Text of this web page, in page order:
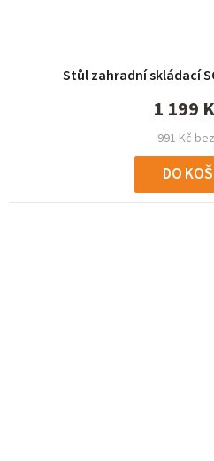
Stůl zahradní skládací
991 Kč
1 199
DO